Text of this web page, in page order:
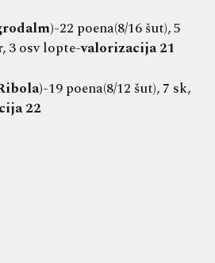
-22 poena(8/16 šut), 5
3 osv lopte-valorizacija 21
-19 poena(8/12 šut), 7 sk,
22